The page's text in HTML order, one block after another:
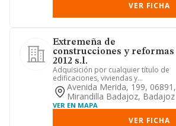
VER FICHA
Extremeña de
construcciones y reformas
2012 s.l.
Adquisición por cualquier título de
edificaciones, viviendas y
construcciones de todas clases.
prom...
Avenida Merida, 199, 06891,
Mirandilla Badajoz, Badajoz
VER EN MAPA
VER FICHA